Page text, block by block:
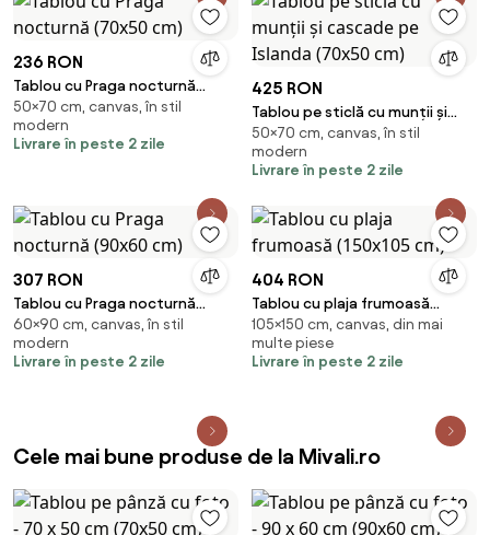
236 RON
Tablou cu Praga nocturnă
(70x50 cm)
50×70 cm, canvas, în stil
modern
Livrare în peste 2 zile
425 RON
Tablou pe sticlă cu munții și
cascade pe Islanda (70x50 cm)
50×70 cm, canvas, în stil
modern
Livrare în peste 2 zile
307 RON
Tablou cu Praga nocturnă
(90x60 cm)
60×90 cm, canvas, în stil
modern
Livrare în peste 2 zile
404 RON
Tablou cu plaja frumoasă
(150x105 cm)
105×150 cm, canvas, din mai
multe piese
Livrare în peste 2 zile
Cele mai bune produse de la Mivali.ro